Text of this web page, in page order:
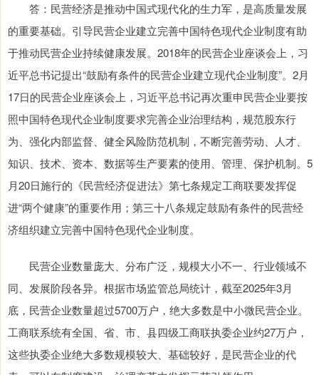
答：民营经济是推动中国式现代化的生力军，是高质量发展
的重要基础。引导民营企业建立完善中国特色现代企业制度有助
于推动民营企业持续健康发展。2018年的民营企业座谈会上，习
近平总书记提出“鼓励有条件的民营企业建立现代企业制度”。2月
17日的民营企业座谈会上，习近平总书记再次重申民营企业要按
照中国特色现代企业制度要求完善企业治理结构，规范股东行
为、强化内部监督、健全风险防范机制，不断完善劳动、人才、
知识、技术、资本、数据等生产要素的使用、管理、保护机制。5
月20日施行的《民营经济促进法》第七条规定工商联要发挥促
进“两个健康”的重要作用；第三十八条规定鼓励有条件的民营经
济组织建立完善中国特色现代企业制度。
民营企业数量庞大、分布广泛，规模大小不一、行业领域不
同、发展阶段各异。根据市场监管总局统计，截至2025年3月
底，民营企业数量超过5700万户，绝大多数是中小微民营企业。
工商联系统有全国、省、市、县四级工商联执委企业约27万户，
这些执委企业绝大多数规模较大、基础较好，是民营企业的代